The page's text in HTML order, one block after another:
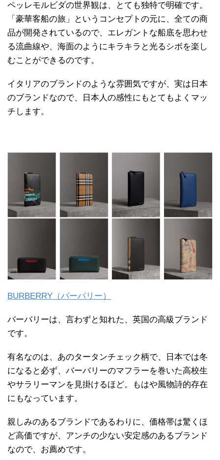
ペッレモルビダの世界観は、とても独特で明確です。
「豪華客船の旅」というコンセプトの元に、全ての商
品が開発されているので、エレガントな船底を思わせ
る流曲線や、海面のようにキラキラと光るシボを楽し
むことができるのです。
イタリアのブランドのような雰囲気ですが、実は日本
のブランドなので、日本人の感性にもとてもよくマッ
チします。
BURBERRY（バーバリー）
バーバリーは、言わずと知れた、英国の高級ブランド
です。
有名なのは、あのタータンチェック柄で、日本では冬
になると必ず、バーバリーのマフラーを巻いた高校生
やサラリーマンを見掛けるほど。もはや風物詩的存在
にもなっています。
親しみのあるブランドであるわりに、価格帯は驚くほ
ど高価ですが、アンチの少ない安定感のあるブランド
なので、お薦めです。